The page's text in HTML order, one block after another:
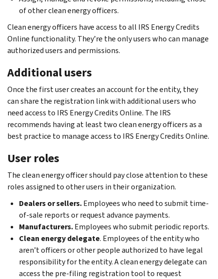
of other clean energy officers.
Clean energy officers have access to all IRS Energy Credits
Online functionality. They’re the only users who can manage
authorized users and permissions.
Additional users
Once the first user creates an account for the entity, they
can share the registration link with additional users who
need access to IRS Energy Credits Online. The IRS
recommends having at least two clean energy officers as a
best practice to manage access to IRS Energy Credits Online.
User roles
The clean energy officer should pay close attention to these
roles assigned to other users in their organization.
Dealersorsellers.Employees who need to submit time-
of-sale reports or request advance payments.
Manufacturers.Employees who submit periodic reports.
Clean energy delegate. Employees of the entity who
aren’t officers or other people authorized to have legal
responsibility for the entity. A clean energy delegate can
access the pre-filing registration tool to request